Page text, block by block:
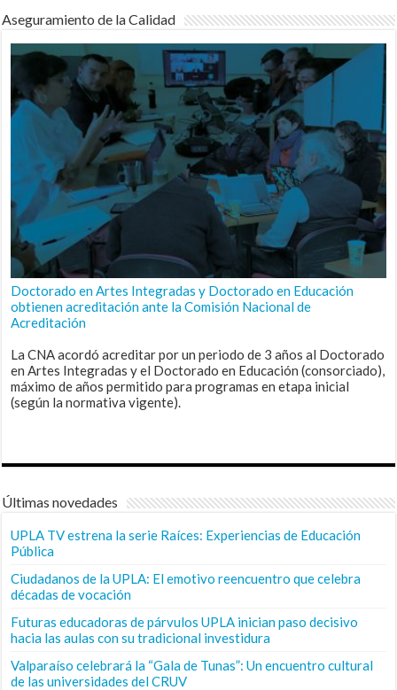
Aseguramiento de la Calidad
Doctorado en Artes Integradas y Doctorado en Educación
obtienen acreditación ante la Comisión Nacional de
Acreditación
La CNA acordó acreditar por un periodo de 3 años al Doctorado
en Artes Integradas y el Doctorado en Educación (consorciado),
máximo de años permitido para programas en etapa inicial
(según la normativa vigente).
Últimas novedades
UPLA TV estrena la serie Raíces: Experiencias de Educación
Pública
Ciudadanos de la UPLA: El emotivo reencuentro que celebra
décadas de vocación
Futuras educadoras de párvulos UPLA inician paso decisivo
hacia las aulas con su tradicional investidura
Valparaíso celebrará la “Gala de Tunas”: Un encuentro cultural
de las universidades del CRUV